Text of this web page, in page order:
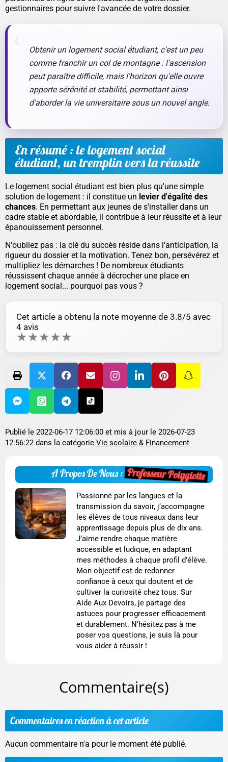
gestionnaires pour suivre l'avancée de votre dossier.
Obtenir un logement social étudiant, c'est un peu
comme franchir un col de montagne : l'ascension
peut paraître difficile, mais l'horizon qu'elle ouvre
apporte sérénité et stabilité, permettant ainsi
d'aborder la vie universitaire sous un nouvel angle.
En résumé : le logement social
étudiant, un tremplin vers la réussite
Le logement social étudiant est bien plus qu'une simple
solution de logement : il constitue un levier d'égalité des
chances. En permettant aux jeunes de s'installer dans un
cadre stable et abordable, il contribue à leur réussite et à leur
épanouissement personnel.
N'oubliez pas : la clé du succès réside dans l'anticipation, la
rigueur du dossier et la motivation. Tenez bon, persévérez et
multipliez les démarches ! De nombreux étudiants
réussissent chaque année à décrocher une place en
logement social... pourquoi pas vous ?
Cet article a obtenu la note moyenne de 3.8/5 avec
4 avis
★★★★★
Publié le 2022-06-17 12:06:00 et mis à jour le 2026-07-23
12:56:22 dans la catégorie Vie scolaire & Financement
A Propos De Nous :Professeur Polyglotte
Passionné par les langues et la
transmission du savoir, j’accompagne
les élèves de tous niveaux dans leur
apprentissage depuis plus de dix ans.
J’aime rendre chaque matière
accessible et ludique, en adaptant
mes méthodes à chaque profil d’élève.
Mon objectif est de redonner
confiance à ceux qui doutent et de
cultiver la curiosité chez tous. Sur
Aide Aux Devoirs, je partage des
astuces pour progresser efficacement
et durablement. N’hésitez pas à me
poser vos questions, je suis là pour
vous aider à réussir !
Commentaire(s)
Commentaires en réaction à cet article
Aucun commentaire n'a pour le moment été publié.